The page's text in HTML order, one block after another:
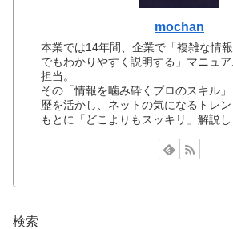
mochan
本業では14年間、企業で「複雑な情
でもわかりやすく説明する」マニュ
担当。
その「情報を噛み砕くプロのスキル
歴を活かし、ネットの気になるトレ
もとに「どこよりもスッキリ」解説し
検索